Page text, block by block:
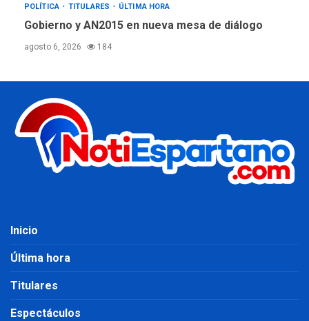
POLÍTICA TITULARES ÚLTIMA HORA
Gobierno y AN2015 en nueva mesa de diálogo
agosto 6, 2026 184
Inicio
Última hora
Titulares
Espectáculos